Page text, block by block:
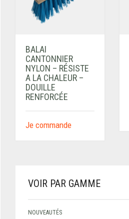
BALAI
CANTONNIER
NYLON – RÉSISTE
A LA CHALEUR –
DOUILLE
RENFORCÉE
Je commande
VOIR PAR GAMME
NOUVEAUTÉS